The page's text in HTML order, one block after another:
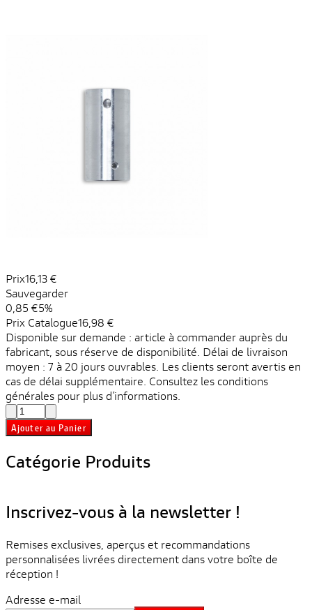
Prix16,13 €
Sauvegarder
0,85 €5%
Prix ​​Catalogue16,98 €
Disponible sur demande : article à commander auprès du
fabricant, sous réserve de disponibilité. Délai de livraison
moyen : 7 à 20 jours ouvrables. Les clients seront avertis en
cas de délai supplémentaire. Consultez les conditions
générales pour plus d’informations.
Ajouter au Panier
Catégorie Produits
Inscrivez-vous à la newsletter !
Remises exclusives, aperçus et recommandations
personnalisées livrées directement dans votre boîte de
réception !
Adresse e-mail